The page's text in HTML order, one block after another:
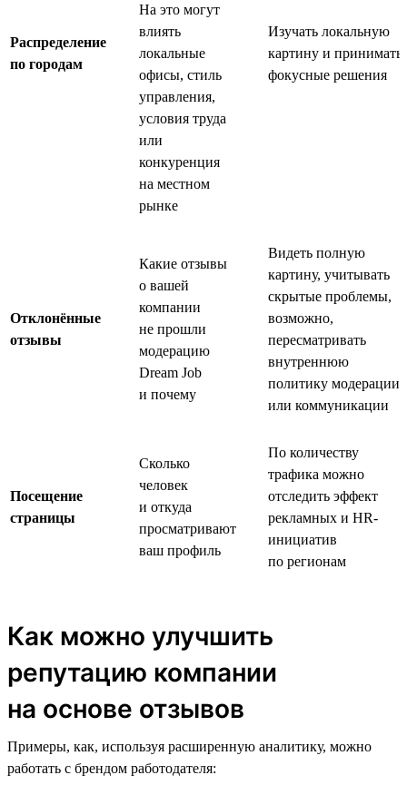
Распределение
по городам
На это могут
влиять
локальные
офисы, стиль
управления,
условия труда
или
конкуренция
на местном
рынке
Изучать локальную
картину и принимать
фокусные решения
Отклонённые
отзывы
Какие отзывы
о вашей
компании
не прошли
модерацию
Dream Job
и почему
Видеть полную
картину, учитывать
скрытые проблемы,
возможно,
пересматривать
внутреннюю
политику модерации
или коммуникации
Посещение
страницы
Сколько
человек
и откуда
просматривают
ваш профиль
По количеству
трафика можно
отследить эффект
рекламных и HR-
инициатив
по регионам
Как можно улучшить
репутацию компании
на основе отзывов
Примеры, как, используя расширенную аналитику, можно
работать с брендом работодателя: